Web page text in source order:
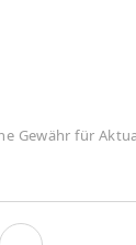
Gewähr für